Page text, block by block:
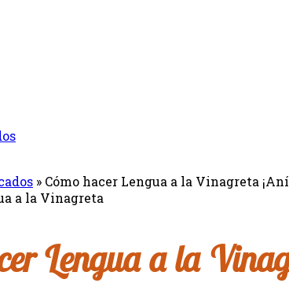
» Cómo hacer Lengua a la Vinagreta
Lengua a la